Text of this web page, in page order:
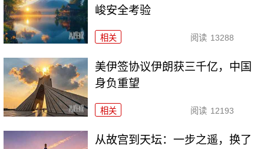
峻安全考验
相关 阅读 13288
美伊签协议伊朗获三千亿，中国
身负重望
相关 阅读 12193
从故宫到天坛：一步之遥，换了